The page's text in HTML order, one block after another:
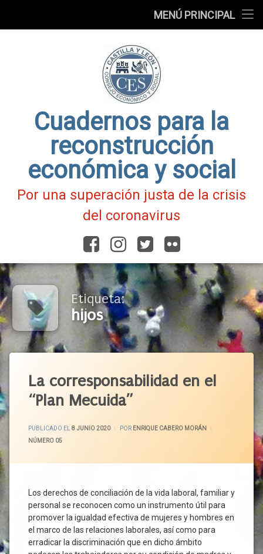
MENÚ PRINCIPAL
Cuadernos para la
reconstrucción
económica y social
Por una superación justa de la crisis
del coronavirus
FacebookInstagram
TwitterFlickr
Etiqueta:
hijos
La corresponsabilidad en el
“Plan Mecuida”
PUBLICADO EL 8 JUNIO 2020
9 JUNIO 2020
POR ENRIQUE CABERO MORÁN
CATEGORÍAS:
NÚMERO 05
Los derechos de conciliación de la vida laboral, familiar y
personal se reconocen como un instrumento útil para
promover la igualdad efectiva de mujeres y hombres en
el marco de las relaciones laborales, así como para
erradicar la discriminación que en dicho ámbito
Conciliación
Corresponsabilidad
19
De Los
Hijos
Cuidado
De
Menor